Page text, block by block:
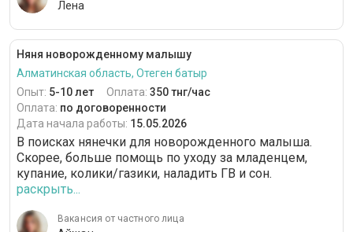
Лена
Няня новорожденному малышу
Алматинская область, Отеген батыр
Опыт: 5-10 лет Оплата: 350 тнг/час
Оплата: по договоренности
Дата начала работы: 15.05.2026
В поисках нянечки для новорожденного малыша.
Скорее, больше помощь по уходу за младенцем,
купание, колики/газики, наладить ГВ и сон.
раскрыть...
Вакансия от частного лица